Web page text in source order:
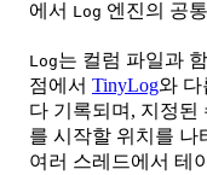
에서 Log 엔진의 공
Log는 컬럼 파일과
점에서 TinyLog와 다
다 기록되며, 지정된
를 시작할 위치를 나
여러 스레드에서 테